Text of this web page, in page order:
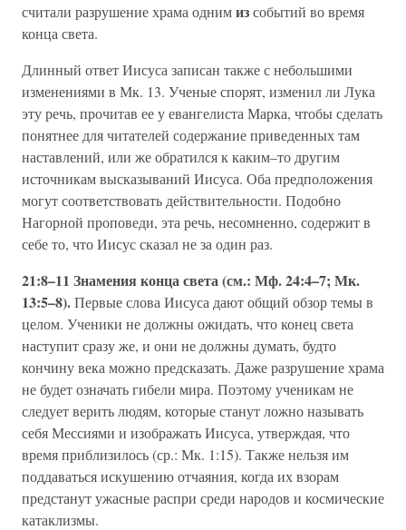
считали разрушение храма однимизсобытий во время
конца света.
Длинный ответ Иисуса записан также с небольшими
изменениями в Мк. 13. Ученые спорят, изменил ли Лука
эту речь, прочитав ее у евангелиста Марка, чтобы сделать
понятнее для читателей содержание приведенных там
наставлений, или же обратился к каким–то другим
источникам высказываний Иисуса. Оба предположения
могут соответствовать действительности. Подобно
Нагорной проповеди, эта речь, несомненно, содержит в
себе то, что Иисус сказал не за один раз.
21:8–11 Знамения конца света (см.: Мф. 24:4–7; Мк.
13:5–8).Первые слова Иисуса дают общий обзор темы в
целом. Ученики не должны ожидать, что конец света
наступит сразу же, и они не должны думать, будто
кончину века можно предсказать. Даже разрушение храма
не будет означать гибели мира. Поэтому ученикам не
следует верить людям, которые станут ложно называть
себя Мессиями и изображать Иисуса, утверждая, что
время приблизилось (ср.: Мк. 1:15). Также нельзя им
поддаваться искушению отчаяния, когда их взорам
предстанут ужасные распри среди народов и космические
катаклизмы.